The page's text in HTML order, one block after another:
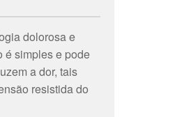
dolorosa e
é simples e pode
a dor, tais
resistida do